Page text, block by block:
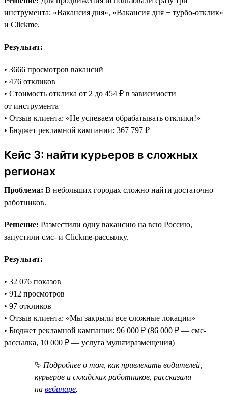
инструмента: «Вакансия дня», «Вакансия дня + турбо-отклик»
и Clickme.
Результат:
• 3666 просмотров вакансий
• 476 откликов
• Стоимость отклика от 2 до 454 ₽ в зависимости
от инструмента
• Отзыв клиента: «Не успеваем обрабатывать отклики!»
• Бюджет рекламной кампании: 367 797 ₽
Кейс 3: найти курьеров в сложных
регионах
Проблема: В небольших городах сложно найти достаточно
работников.
Решение: Разместили одну вакансию на всю Россию,
запустили смс- и Clickme-рассылку.
Результат:
• 32 076 показов
• 912 просмотров
• 97 откликов
• Отзыв клиента: «Мы закрыли все сложные локации»
• Бюджет рекламной кампании: 96 000 ₽ (86 000 ₽ — смс-
рассылка, 10 000 ₽ — услуга мультиразмещения)
⮱ Подробнее о том, как привлекать водителей,
курьеров и складских работников, рассказали
на вебинаре.